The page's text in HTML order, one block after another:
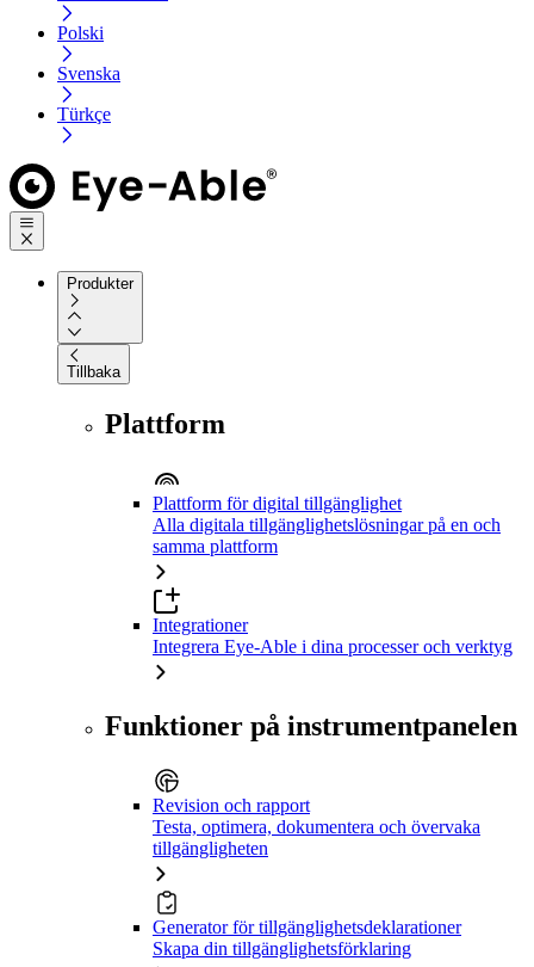
Polski
Svenska
Türkçe
Produkter
Tillbaka
Plattform
Plattform för digital tillgänglighet
Alla digitala tillgänglighetslösningar på en och
samma plattform
Integrationer
Integrera Eye-Able i dina processer och verktyg
Funktioner på instrumentpanelen
Revision och rapport
Testa, optimera, dokumentera och övervaka
tillgängligheten
Generator för tillgänglighetsdeklarationer
Skapa din tillgänglighetsförklaring